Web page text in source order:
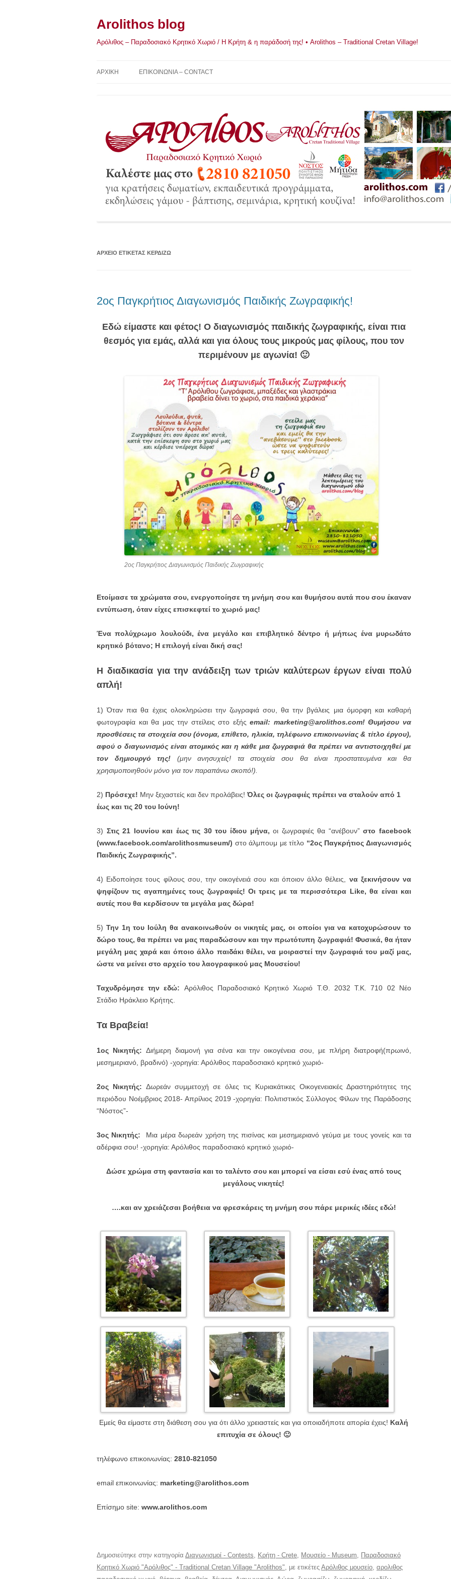
Arolithos blog
Αρόλιθος – Παραδοσιακό Κρητικό Χωριό / Η Κρήτη & η παράδοσή της! • Arolithos – Traditional Cretan Village!
ΑΡΧΙΚΉ ΕΠΙΚΟΙΝΩΝΙΑ – CONTACT
ΑΡΧΕΊΟ ΕΤΙΚΈΤΑΣ ΚΕΡΔΊΖΩ
2ος Παγκρήτιος Διαγωνισμός Παιδικής Ζωγραφικής!
Εδώ είμαστε και φέτος! Ο διαγωνισμός παιδικής ζωγραφικής, είναι πια
θεσμός για εμάς, αλλά και για όλους τους μικρούς μας φίλους, που τον
περιμένουν με αγωνία! 🙂
2ος Παγκρήτιος Διαγωνισμός Παιδικής Ζωγραφικής
Ετοίμασε τα χρώματα σου, ενεργοποίησε τη μνήμη σου και θυμήσου αυτά που σου έκαναν
εντύπωση, όταν είχες επισκεφτεί το χωριό μας!
Ένα πολύχρωμο λουλούδι, ένα μεγάλο και επιβλητικό δέντρο ή μήπως ένα μυρωδάτο
κρητικό βότανο; Η επιλογή είναι δική σας!
Η διαδικασία για την ανάδειξη των τριών καλύτερων έργων είναι πολύ
απλή!
1) Όταν πια θα έχεις ολοκληρώσει την ζωγραφιά σου, θα την βγάλεις μια όμορφη και καθαρή
φωτογραφία και θα μας την στείλεις στο εξήςemail: marketing@arolithos.com! Θυμήσου να
προσθέσεις τα στοιχεία σου (όνομα, επίθετο, ηλικία, τηλέφωνο επικοινωνίας & τίτλο έργου),
αφού ο διαγωνισμός είναι ατομικός και η κάθε μια ζωγραφιά θα πρέπει να αντιστοιχηθεί με
τον δημιουργό της! (μην ανησυχείς! τα στοιχεία σου θα είναι προστατευμένα και θα
χρησιμοποιηθούν μόνο για τον παραπάνω σκοπό!).
2) Πρόσεχε! Μην ξεχαστείς και δεν προλάβεις!Όλες οι ζωγραφιές πρέπει να σταλούν από 1
έως και τις 20 του Ιούνη!
3) Στις 21 Ιουνίου και έως τις 30 του ίδιου μήνα, οι ζωγραφιές θα “ανέβουν”στο facebook
(www.facebook.com/arolithosmuseum/) στο άλμπουμ με τίτλο “2ος Παγκρήτιος Διαγωνισμός
Παιδικής Ζωγραφικής”.
4) Ειδοποίησε τους φίλους σου, την οικογένειά σου και όποιον άλλο θέλεις, να ξεκινήσουν να
ψηφίζουν τις αγαπημένες τους ζωγραφιές! Οι τρεις με τα περισσότερα Like, θα είναι και
αυτές που θα κερδίσουν τα μεγάλα μας δώρα!
5) Την 1η του Ιούλη θα ανακοινωθούν οι νικητές μας, οι οποίοι για να κατοχυρώσουν το
δώρο τους, θα πρέπει να μας παραδώσουν και την πρωτότυπη ζωγραφιά! Φυσικά, θα ήταν
μεγάλη μας χαρά και όποιο άλλο παιδάκι θέλει, να μοιραστεί την ζωγραφιά του μαζί μας,
ώστε να μείνει στο αρχείο του λαογραφικού μας Μουσείου!
Ταχυδρόμησε την εδώ: Αρόλιθος Παραδοσιακό Κρητικό Χωριό Τ.Θ. 2032 Τ.Κ. 710 02 Νέο
Στάδιο Ηράκλειο Κρήτης.
Τα Βραβεία!
1ος Νικητής: Διήμερη διαμονή για σένα και την οικογένεια σου, με πλήρη διατροφή(πρωινό,
μεσημεριανό, βραδινό) -χορηγία: Αρόλιθος παραδοσιακό κρητικό χωριό-
2ος Νικητής: Δωρεάν συμμετοχή σε όλες τις Κυριακάτικες Οικογενειακές Δραστηριότητες της
περιόδου Νοέμβριος 2018- Απρίλιος 2019 -χορηγία: Πολιτιστικός Σύλλογος Φίλων της Παράδοσης
“Νόστος”-
3ος Νικητής: Μια μέρα δωρεάν χρήση της πισίνας και μεσημεριανό γεύμα με τους γονείς και τα
αδέρφια σου! -χορηγία: Αρόλιθος παραδοσιακό κρητικό χωριό-
Δώσε χρώμα στη φαντασία και το ταλέντο σου και μπορεί να είσαι εσύ ένας από τους
μεγάλους νικητές!
….και αν χρειάζεσαι βοήθεια να φρεσκάρεις τη μνήμη σου πάρε μερικές ιδέες εδώ!
Εμείς θα είμαστε στη διάθεση σου για ότι άλλο χρειαστείς και για οποιαδήποτε απορία έχεις! Καλή
επιτυχία σε όλους! 🙂
τηλέφωνο επικοινωνίας: 2810-821050
email επικοινωνίας: marketing@arolithos.com
Επίσημο site: www.arolithos.com
Δημοσιεύτηκε στην κατηγορία Διαγωνισμοί - Contests, Κρήτη - Crete, Μουσείο - Museum, Παραδοσιακό
Κρητικό Χωριό "Αρόλιθος" - Traditional Cretan Village "Arolithos", με ετικέτες Αρόλιθος μουσείο, αρολιθος